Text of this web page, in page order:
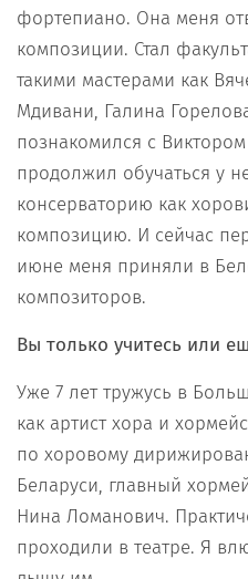
фортепиано. Она меня
композиции. Стал
такими мастерами как
Мдивани, Галина
познакомился с
продолжил обучаться у
консерваторию как
композицию. И сейчас
июне меня приняли в
композиторов.
Вы только учитесь или
Уже 7 лет тружусь в
как артист хора и
по хоровому
Беларуси, главный
Нина Ломанович.
проходили в театре. Я